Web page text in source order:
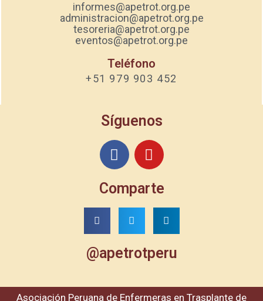
informes@apetrot.org.pe
administracion@apetrot.org.pe
tesoreria@apetrot.org.pe
eventos@apetrot.org.pe
Teléfono
+51 979 903 452
Síguenos
Comparte
@apetrotperu
Asociación Peruana de Enfermeras en Trasplante de